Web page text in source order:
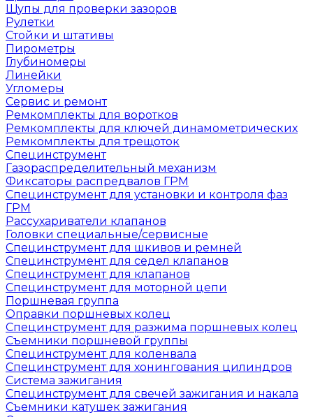
Щупы для проверки зазоров
Рулетки
Стойки и штативы
Пирометры
Глубиномеры
Линейки
Угломеры
Сервис и ремонт
Ремкомплекты для воротков
Ремкомплекты для ключей динамометрических
Ремкомплекты для трещоток
Специнструмент
Газораспределительный механизм
Фиксаторы распредвалов ГРМ
Специнструмент для установки и контроля фаз
ГРМ
Рассухариватели клапанов
Головки специальные/сервисные
Специнструмент для шкивов и ремней
Специнструмент для седел клапанов
Специнструмент для клапанов
Специнструмент для моторной цепи
Поршневая группа
Оправки поршневых колец
Специнструмент для разжима поршневых колец
Съемники поршневой группы
Специнструмент для коленвала
Специнструмент для хонингования цилиндров
Система зажигания
Специнструмент для свечей зажигания и накала
Съемники катушек зажигания